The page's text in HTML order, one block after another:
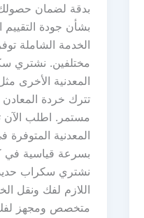
بدقة لضمان
بشأن جودة
الخدمة الشاملة
مختلفين. نشتري
المعدنية الأخرى
تترك خردة المعادن
مستمر. اطلب الآن
المعدنية
بسرعة قياسية
نشتري سكراب حديد
اللازم لفك ونقل
متخصص ومجهز لفك